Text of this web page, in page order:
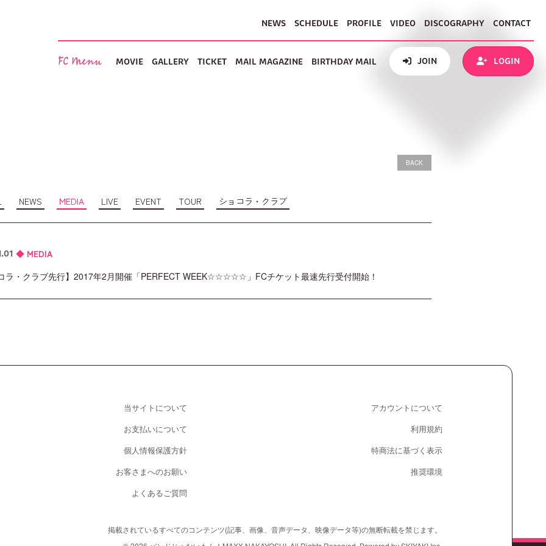
NEWS SCHEDULE PROFILE VIDEO DISCOGRAPHY CONTACT
FC Menu MOVIE GALLERY TICKET MAIL MAGAZINE BIRTHDAY MAIL JOIN LOGIN
BACK
NEWS MEDIA LIVE EVENT TOUR ショコラ・クラブ
MEDIA
ラ・クラブ先行】2017年2月開催「PERFECT WEEK☆☆☆☆☆」FCチケット最速先行受付開始！
当サイトについて
アカウントについて
お支払いについて
利用規約
個人情報保護方針
特商法に基づく表示
お客さまへのお願い
推奨環境
よくあるご質問
掲載されているすべてのコンテンツ(記事、画像、音声データ、映像データ等)の無断転載を禁じます。